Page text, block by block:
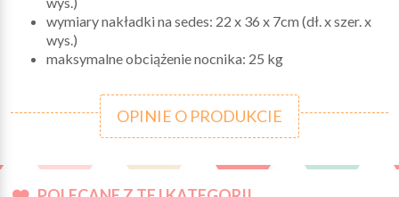
wymiary nakładki na sedes: 22 x 36 x 7cm (dł. x szer. x
wys.)
maksymalne obciążenie nocnika: 25 kg
OPINIE O PRODUKCIE